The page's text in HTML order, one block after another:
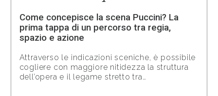
Come concepisce la scena Puccini? La
prima tappa di un percorso tra regia,
spazio e azione
Attraverso le indicazioni sceniche, è possibile
cogliere con maggiore nitidezza la struttura
dell’opera e il legame stretto tra…